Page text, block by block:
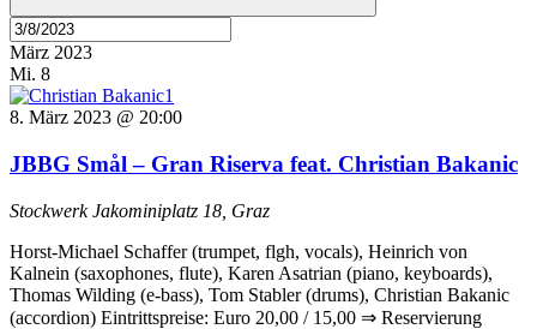
März 2023
Mi. 8
8. März 2023 @ 20:00
JBBG Smål – Gran Riserva feat. Christian Bakanic
StockwerkJakominiplatz 18, Graz
Horst-Michael Schaffer (trumpet, flgh, vocals), Heinrich von
Kalnein (saxophones, flute), Karen Asatrian (piano, keyboards),
Thomas Wilding (e-bass), Tom Stabler (drums), Christian Bakanic
(accordion) Eintrittspreise: Euro 20,00 / 15,00 ⇒ Reservierung